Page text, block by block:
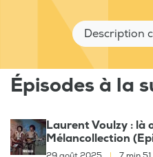
Description
Épisodes à la
Laurent Voulzy : là
Mélancollection